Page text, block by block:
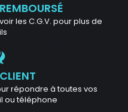
les C.G.V. pour plus de
répondre à toutes vos
ou téléphone